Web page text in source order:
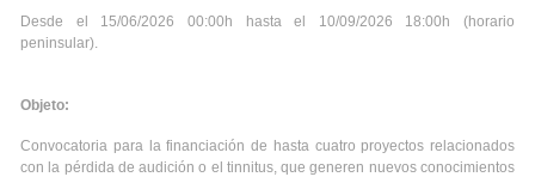
Desde el 15/06/2026 00:00h hasta el 10/09/2026 18:00h (horario
peninsular).
Objeto:
Convocatoria para la financiación de hasta cuatro proyectos relacionados
con la pérdida de audición o el tinnitus, que generen nuevos conocimientos